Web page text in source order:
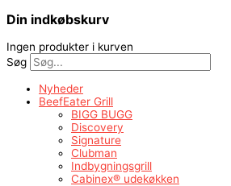
Din indkøbskurv
Ingen produkter i kurven
Søg
Nyheder
BeefEater Grill
BIGG BUGG
Discovery
Signature
Clubman
Indbygningsgrill
Cabinex® udekøkken